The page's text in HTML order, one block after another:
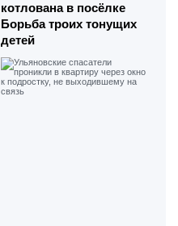
котлована в посёлке
Борьба троих тонущих
детей